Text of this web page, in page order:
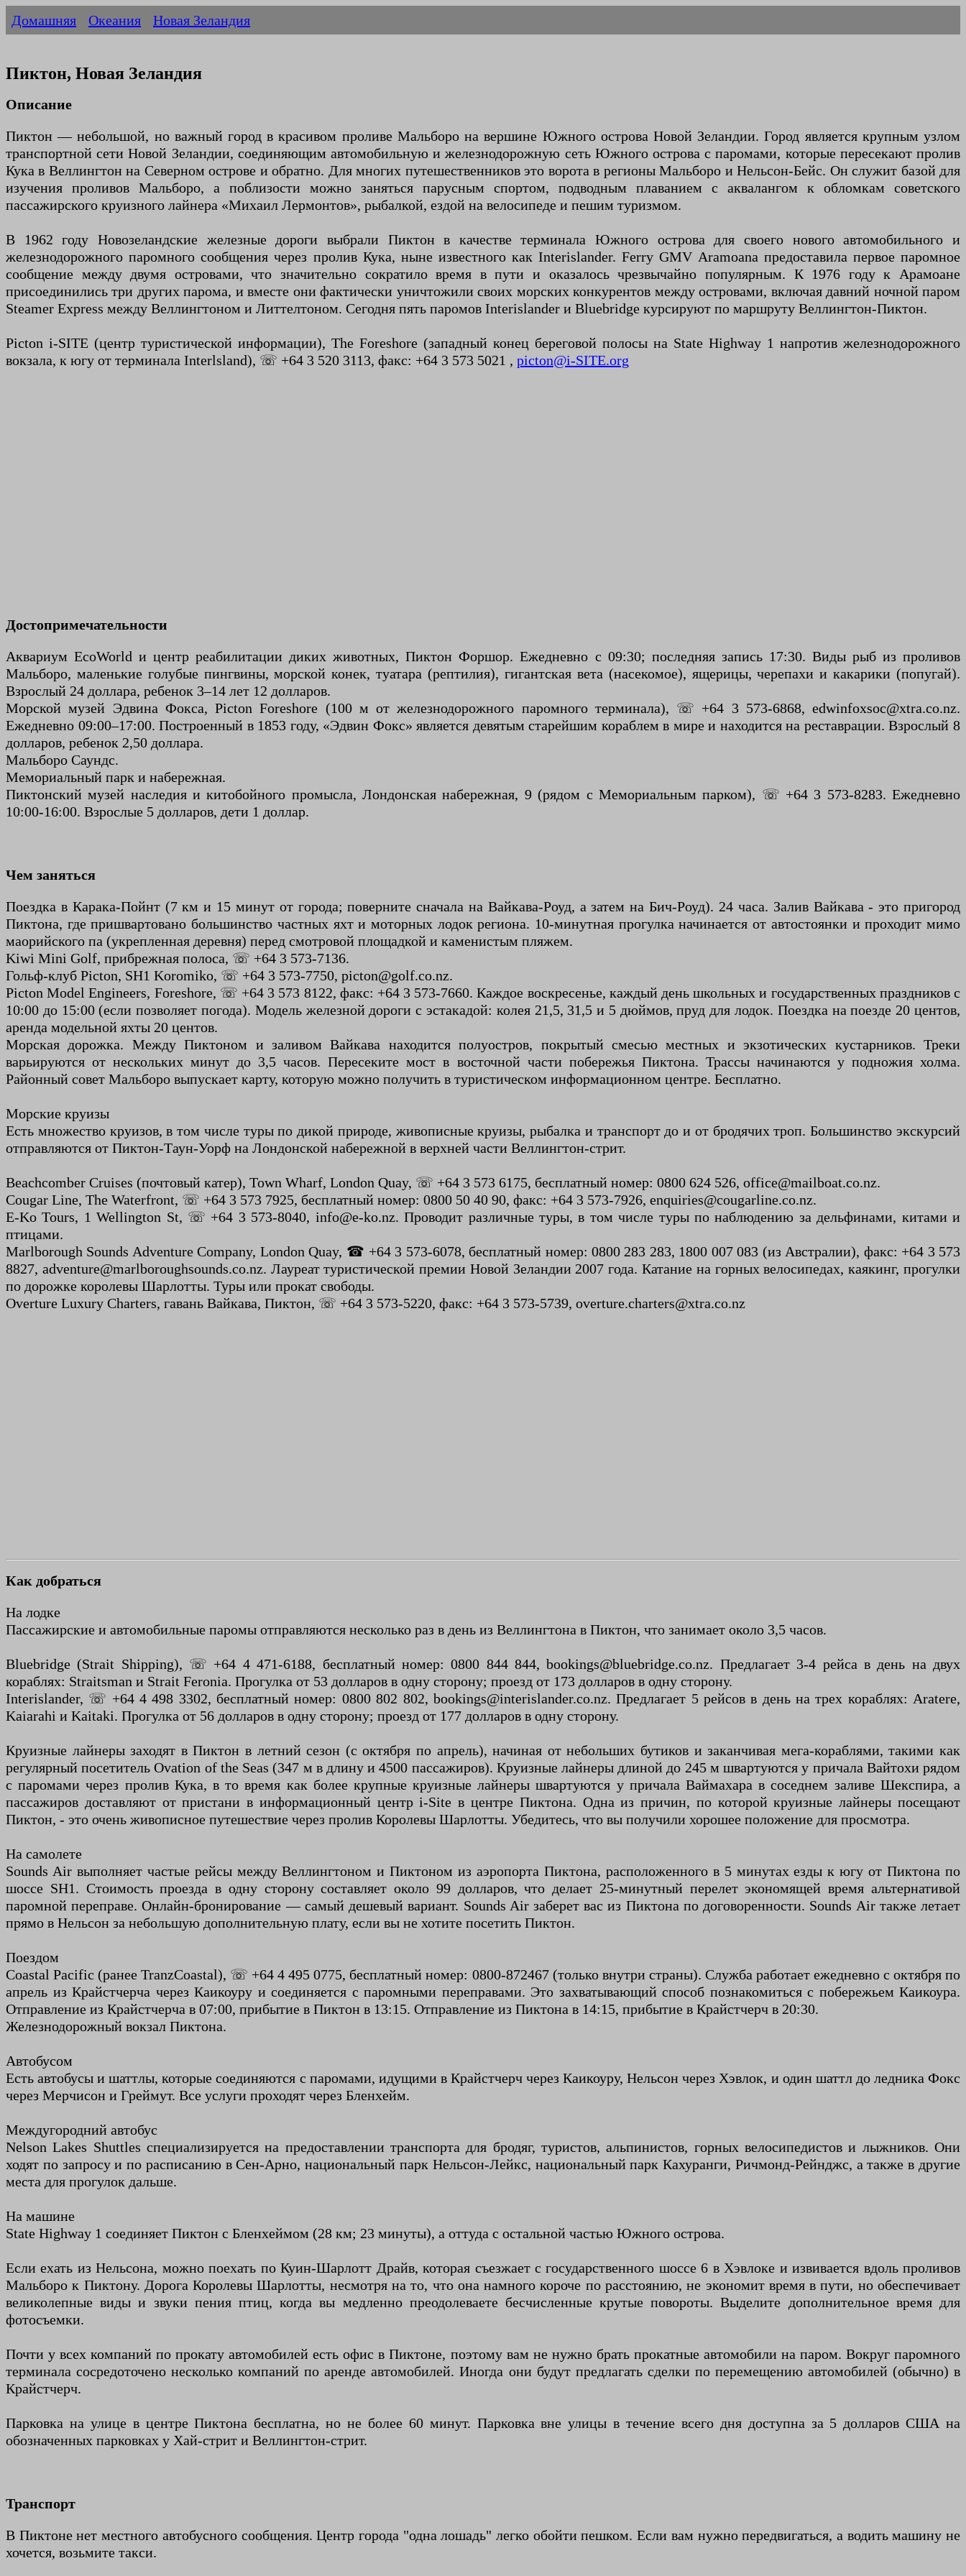
Домашняя Океания Новая Зеландия
Пиктон, Новая Зеландия
Описание
Пиктон — небольшой, но важный город в красивом проливе Мальборо на вершине Южного острова Новой Зеландии. Город является крупным узлом
транспортной сети Новой Зеландии, соединяющим автомобильную и железнодорожную сеть Южного острова с паромами, которые пересекают пролив
Кука в Веллингтон на Северном острове и обратно. Для многих путешественников это ворота в регионы Мальборо и Нельсон-Бейс. Он служит базой для
изучения проливов Мальборо, а поблизости можно заняться парусным спортом, подводным плаванием с аквалангом к обломкам советского
пассажирского круизного лайнера «Михаил Лермонтов», рыбалкой, ездой на велосипеде и пешим туризмом.
В 1962 году Новозеландские железные дороги выбрали Пиктон в качестве терминала Южного острова для своего нового автомобильного и
железнодорожного паромного сообщения через пролив Кука, ныне известного как Interislander. Ferry GMV Aramoana предоставила первое паромное
сообщение между двумя островами, что значительно сократило время в пути и оказалось чрезвычайно популярным. К 1976 году к Арамоане
присоединились три других парома, и вместе они фактически уничтожили своих морских конкурентов между островами, включая давний ночной паром
Steamer Express между Веллингтоном и Литтелтоном. Сегодня пять паромов Interislander и Bluebridge курсируют по маршруту Веллингтон-Пиктон.
Picton i-SITE (центр туристической информации), The Foreshore (западный конец береговой полосы на State Highway 1 напротив железнодорожного
вокзала, к югу от терминала Interlsland), ☏ +64 3 520 3113, факс: +64 3 573 5021 , picton@i-SITE.org
Достопримечательности
Аквариум EcoWorld и центр реабилитации диких животных, Пиктон Форшор. Ежедневно с 09:30; последняя запись 17:30. Виды рыб из проливов
Мальборо, маленькие голубые пингвины, морской конек, туатара (рептилия), гигантская вета (насекомое), ящерицы, черепахи и какарики (попугай).
Взрослый 24 доллара, ребенок 3–14 лет 12 долларов.
Морской музей Эдвина Фокса, Picton Foreshore (100 м от железнодорожного паромного терминала), ☏ +64 3 573-6868, edwinfoxsoc@xtra.co.nz.
Ежедневно 09:00–17:00. Построенный в 1853 году, «Эдвин Фокс» является девятым старейшим кораблем в мире и находится на реставрации. Взрослый 8
долларов, ребенок 2,50 доллара.
Мальборо Саундс.
Мемориальный парк и набережная.
Пиктонский музей наследия и китобойного промысла, Лондонская набережная, 9 (рядом с Мемориальным парком), ☏ +64 3 573-8283. Ежедневно
10:00-16:00. Взрослые 5 долларов, дети 1 доллар.
Чем заняться
Поездка в Карака-Пойнт (7 км и 15 минут от города; поверните сначала на Вайкава-Роуд, а затем на Бич-Роуд). 24 часа. Залив Вайкава - это пригород
Пиктона, где пришвартовано большинство частных яхт и моторных лодок региона. 10-минутная прогулка начинается от автостоянки и проходит мимо
маорийского па (укрепленная деревня) перед смотровой площадкой и каменистым пляжем.
Kiwi Mini Golf, прибрежная полоса, ☏ +64 3 573-7136.
Гольф-клуб Picton, SH1 Koromiko, ☏ +64 3 573-7750, picton@golf.co.nz.
Picton Model Engineers, Foreshore, ☏ +64 3 573 8122, факс: +64 3 573-7660. Каждое воскресенье, каждый день школьных и государственных праздников с
10:00 до 15:00 (если позволяет погода). Модель железной дороги с эстакадой: колея 21,5, 31,5 и 5 дюймов, пруд для лодок. Поездка на поезде 20 центов,
аренда модельной яхты 20 центов.
Морская дорожка. Между Пиктоном и заливом Вайкава находится полуостров, покрытый смесью местных и экзотических кустарников. Треки
варьируются от нескольких минут до 3,5 часов. Пересеките мост в восточной части побережья Пиктона. Трассы начинаются у подножия холма.
Районный совет Мальборо выпускает карту, которую можно получить в туристическом информационном центре. Бесплатно.
Морские круизы
Есть множество круизов, в том числе туры по дикой природе, живописные круизы, рыбалка и транспорт до и от бродячих троп. Большинство экскурсий
отправляются от Пиктон-Таун-Уорф на Лондонской набережной в верхней части Веллингтон-стрит.
Beachcomber Cruises (почтовый катер), Town Wharf, London Quay, ☏ +64 3 573 6175, бесплатный номер: 0800 624 526, office@mailboat.co.nz.
Cougar Line, The Waterfront, ☏ +64 3 573 7925, бесплатный номер: 0800 50 40 90, факс: +64 3 573-7926, enquiries@cougarline.co.nz.
E-Ko Tours, 1 Wellington St, ☏ +64 3 573-8040, info@e-ko.nz. Проводит различные туры, в том числе туры по наблюдению за дельфинами, китами и
птицами.
Marlborough Sounds Adventure Company, London Quay, ☎ +64 3 573-6078, бесплатный номер: 0800 283 283, 1800 007 083 (из Австралии), факс: +64 3 573
8827, adventure@marlboroughsounds.co.nz. Лауреат туристической премии Новой Зеландии 2007 года. Катание на горных велосипедах, каякинг, прогулки
по дорожке королевы Шарлотты. Туры или прокат свободы.
Overture Luxury Charters, гавань Вайкава, Пиктон, ☏ +64 3 573-5220, факс: +64 3 573-5739, overture.charters@xtra.co.nz
Как добраться
На лодке
Пассажирские и автомобильные паромы отправляются несколько раз в день из Веллингтона в Пиктон, что занимает около 3,5 часов.
Bluebridge (Strait Shipping), ☏ +64 4 471-6188, бесплатный номер: 0800 844 844, bookings@bluebridge.co.nz. Предлагает 3-4 рейса в день на двух
кораблях: Straitsman и Strait Feronia. Прогулка от 53 долларов в одну сторону; проезд от 173 долларов в одну сторону.
Interislander, ☏ +64 4 498 3302, бесплатный номер: 0800 802 802, bookings@interislander.co.nz. Предлагает 5 рейсов в день на трех кораблях: Aratere,
Kaiarahi и Kaitaki. Прогулка от 56 долларов в одну сторону; проезд от 177 долларов в одну сторону.
Круизные лайнеры заходят в Пиктон в летний сезон (с октября по апрель), начиная от небольших бутиков и заканчивая мега-кораблями, такими как
регулярный посетитель Ovation of the Seas (347 м в длину и 4500 пассажиров). Круизные лайнеры длиной до 245 м швартуются у причала Вайтохи рядом
с паромами через пролив Кука, в то время как более крупные круизные лайнеры швартуются у причала Ваймахара в соседнем заливе Шекспира, а
пассажиров доставляют от пристани в информационный центр i-Site в центре Пиктона. Одна из причин, по которой круизные лайнеры посещают
Пиктон, - это очень живописное путешествие через пролив Королевы Шарлотты. Убедитесь, что вы получили хорошее положение для просмотра.
На самолете
Sounds Air выполняет частые рейсы между Веллингтоном и Пиктоном из аэропорта Пиктона, расположенного в 5 минутах езды к югу от Пиктона по
шоссе SH1. Стоимость проезда в одну сторону составляет около 99 долларов, что делает 25-минутный перелет экономящей время альтернативой
паромной переправе. Онлайн-бронирование — самый дешевый вариант. Sounds Air заберет вас из Пиктона по договоренности. Sounds Air также летает
прямо в Нельсон за небольшую дополнительную плату, если вы не хотите посетить Пиктон.
Поездом
Coastal Pacific (ранее TranzCoastal), ☏ +64 4 495 0775, бесплатный номер: 0800-872467 (только внутри страны). Служба работает ежедневно с октября по
апрель из Крайстчерча через Каикоуру и соединяется с паромными переправами. Это захватывающий способ познакомиться с побережьем Каикоура.
Отправление из Крайстчерча в 07:00, прибытие в Пиктон в 13:15. Отправление из Пиктона в 14:15, прибытие в Крайстчерч в 20:30.
Железнодорожный вокзал Пиктона.
Автобусом
Есть автобусы и шаттлы, которые соединяются с паромами, идущими в Крайстчерч через Каикоуру, Нельсон через Хэвлок, и один шаттл до ледника Фокс
через Мерчисон и Греймут. Все услуги проходят через Бленхейм.
Междугородний автобус
Nelson Lakes Shuttles специализируется на предоставлении транспорта для бродяг, туристов, альпинистов, горных велосипедистов и лыжников. Они
ходят по запросу и по расписанию в Сен-Арно, национальный парк Нельсон-Лейкс, национальный парк Кахуранги, Ричмонд-Рейнджс, а также в другие
места для прогулок дальше.
На машине
State Highway 1 соединяет Пиктон с Бленхеймом (28 км; 23 минуты), а оттуда с остальной частью Южного острова.
Если ехать из Нельсона, можно поехать по Куин-Шарлотт Драйв, которая съезжает с государственного шоссе 6 в Хэвлоке и извивается вдоль проливов
Мальборо к Пиктону. Дорога Королевы Шарлотты, несмотря на то, что она намного короче по расстоянию, не экономит время в пути, но обеспечивает
великолепные виды и звуки пения птиц, когда вы медленно преодолеваете бесчисленные крутые повороты. Выделите дополнительное время для
фотосъемки.
Почти у всех компаний по прокату автомобилей есть офис в Пиктоне, поэтому вам не нужно брать прокатные автомобили на паром. Вокруг паромного
терминала сосредоточено несколько компаний по аренде автомобилей. Иногда они будут предлагать сделки по перемещению автомобилей (обычно) в
Крайстчерч.
Парковка на улице в центре Пиктона бесплатна, но не более 60 минут. Парковка вне улицы в течение всего дня доступна за 5 долларов США на
обозначенных парковках у Хай-стрит и Веллингтон-стрит.
Транспорт
В Пиктоне нет местного автобусного сообщения. Центр города "одна лошадь" легко обойти пешком. Если вам нужно передвигаться, а водить машину не
хочется, возьмите такси.